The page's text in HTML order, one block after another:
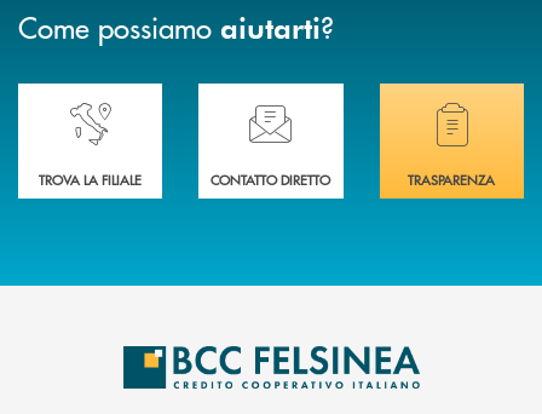
Come possiamo aiutarti?
Accedi all' elenco completo delle nostre&nbsp; filiali .
TROVA LA FILIALE
Ti serve assistenza immediata? Contattaci!
CONTATTO DIRETTO
Hai bisogno di
TRASPARENZA